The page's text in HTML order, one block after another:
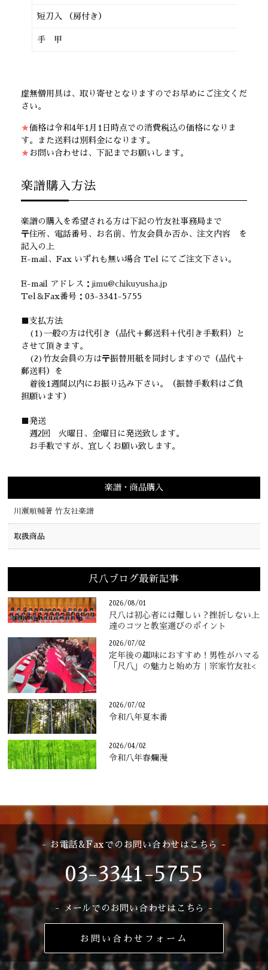
短刀入 （房付き）
手 甲
虚無僧用具は、取り寄せとなりますのでお早めにご注文くだ
さい。
★価格は令和4年1月1日時点での消費税込の価格になりま
す。また送料は別料金になります。
★お問い合わせは、下記までお願いします。
楽譜購入方法
楽譜の購入を希望される方は下記の竹友社事務局まで
〒住所、電話番号、お名前、竹友会員か否か、注文内容 を
記入の上
E-mail、Fax いずれも無い場合 Tel にてご注文下さい。
E-mail アドレス： jimu@chikuyusha.jp
Tel＆Fax番号：03-3341-5755
■支払方法
(1)一般の方は代引き（品代＋郵送料＋代引き手数料）と
させて頂きます。
(2)竹友会員の方は〒振替用紙を同封しますので（品代＋
郵送料）を
着後1週間以内にお振り込み下さい。（振替手数料はご負
担願います）
■発送
週2回 火曜日、金曜日に発送致します。
お手数ですが、宜しくお願い致します。
楽譜・商品購入
川瀬順輔著 竹友社楽譜
取扱商品
尺八ブログ最新記事
2026/08/01
尺八は初心者には難しい？挫折しない上
達のコツと教室選びのポイント
2026/07/02
定年後の趣味におすすめ！男性がハマる
「尺八」の魅力と始め方｜宗家竹友社<
2026/07/02
令和八年夏本番
2026/04/02
令和八年春爛漫
- お電話&Faxでのお問い合わせはこちら -
03-3341-5755
- メールでのお問い合わせはこちら -
お問い合わせフォーム